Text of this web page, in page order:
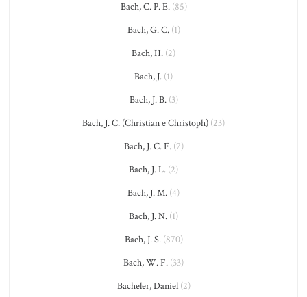
Bach, C. P. E.(85)
Bach, G. C.(1)
Bach, H. (2)
Bach, J. (1)
Bach, J. B.(3)
Bach, J. C. (Christian e Christoph) (23)
Bach, J. C. F.(7)
Bach, J. L. (2)
Bach, J. M. (4)
Bach, J. N. (1)
Bach, J. S.(870)
Bach, W. F. (33)
Bacheler, Daniel(2)